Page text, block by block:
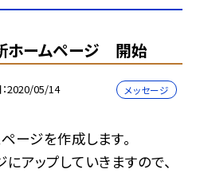
ームページ 開始
2020/05/14 メッセージ
ジを作成します。
アップしていきますので、